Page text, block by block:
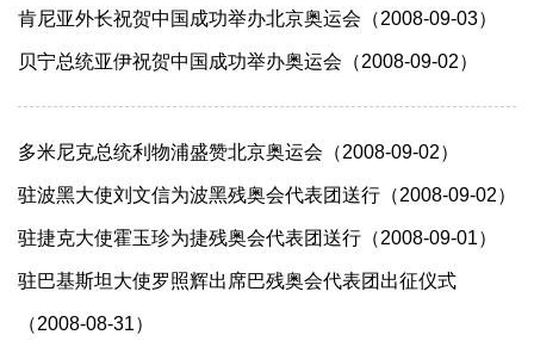
肯尼亚外长祝贺中国成功举办北京奥运会（2008-09-03）
贝宁总统亚伊祝贺中国成功举办奥运会（2008-09-02）
多米尼克总统利物浦盛赞北京奥运会（2008-09-02）
驻波黑大使刘文信为波黑残奥会代表团送行（2008-09-02）
驻捷克大使霍玉珍为捷残奥会代表团送行（2008-09-01）
驻巴基斯坦大使罗照辉出席巴残奥会代表团出征仪式
（2008-08-31）